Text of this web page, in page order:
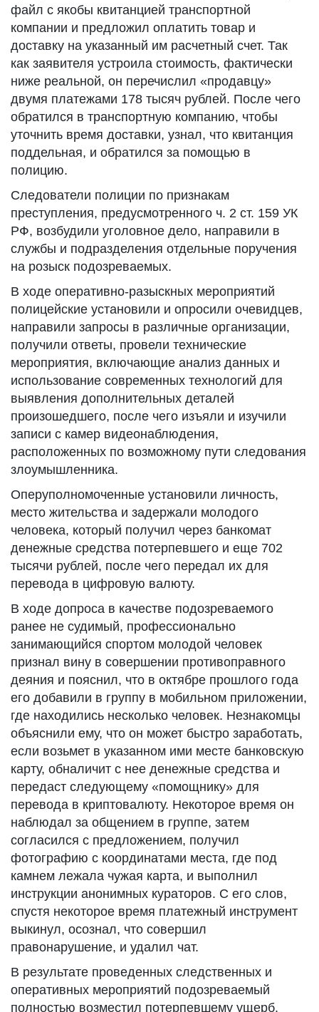
файл с якобы квитанцией транспортной
компании и предложил оплатить товар и
доставку на указанный им расчетный счет. Так
как заявителя устроила стоимость, фактически
ниже реальной, он перечислил «продавцу»
двумя платежами 178 тысяч рублей. После чего
обратился в транспортную компанию, чтобы
уточнить время доставки, узнал, что квитанция
поддельная, и обратился за помощью в
полицию.
Следователи полиции по признакам
преступления, предусмотренного ч. 2 ст. 159 УК
РФ, возбудили уголовное дело, направили в
службы и подразделения отдельные поручения
на розыск подозреваемых.
В ходе оперативно-разыскных мероприятий
полицейские установили и опросили очевидцев,
направили запросы в различные организации,
получили ответы, провели технические
мероприятия, включающие анализ данных и
использование современных технологий для
выявления дополнительных деталей
произошедшего, после чего изъяли и изучили
записи с камер видеонаблюдения,
расположенных по возможному пути следования
злоумышленника.
Оперуполномоченные установили личность,
место жительства и задержали молодого
человека, который получил через банкомат
денежные средства потерпевшего и еще 702
тысячи рублей, после чего передал их для
перевода в цифровую валюту.
В ходе допроса в качестве подозреваемого
ранее не судимый, профессионально
занимающийся спортом молодой человек
признал вину в совершении противоправного
деяния и пояснил, что в октябре прошлого года
его добавили в группу в мобильном приложении,
где находились несколько человек. Незнакомцы
объяснили ему, что он может быстро заработать,
если возьмет в указанном ими месте банковскую
карту, обналичит с нее денежные средства и
передаст следующему «помощнику» для
перевода в криптовалюту. Некоторое время он
наблюдал за общением в группе, затем
согласился с предложением, получил
фотографию с координатами места, где под
камнем лежала чужая карта, и выполнил
инструкции анонимных кураторов. С его слов,
спустя некоторое время платежный инструмент
выкинул, осознал, что совершил
правонарушение, и удалил чат.
В результате проведенных следственных и
оперативных мероприятий подозреваемый
полностью возместил потерпевшему ущерб.